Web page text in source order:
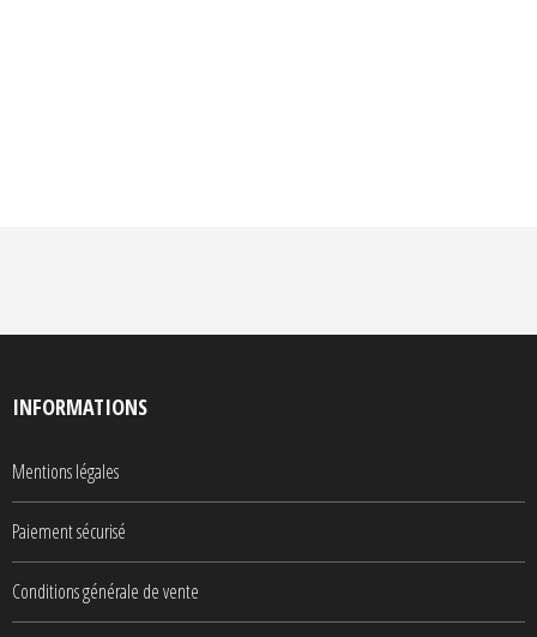
INFORMATIONS
Mentions légales
Paiement sécurisé
Conditions générale de vente